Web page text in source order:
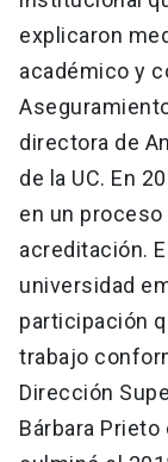
explicaron
académico y
directora de
de la UC. En
en un
acreditación.
universidad
participación
trabajo
Dirección
Bárbara